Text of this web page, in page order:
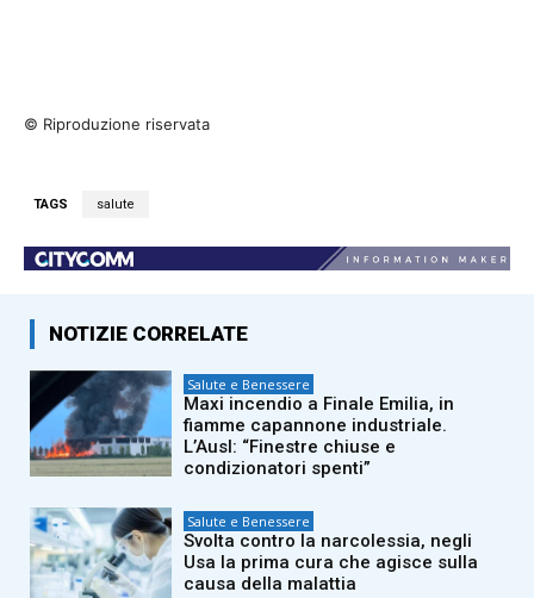
© Riproduzione riservata
TAGS salute
NOTIZIE CORRELATE
Salute e Benessere
Maxi incendio a Finale Emilia, in
fiamme capannone industriale.
L’Ausl: “Finestre chiuse e
condizionatori spenti”
Salute e Benessere
Svolta contro la narcolessia, negli
Usa la prima cura che agisce sulla
causa della malattia